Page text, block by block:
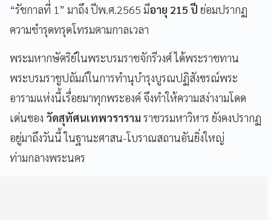
“รัชกาลที่ 1” มาถึง ปีพ.ศ.2565 มีอายุ 215 ปี ย่อมปรากฏ
ความชำรุดทรุดโทรมตามกาลเวลา
พระมหากษัตริย์ในพระบรมราชจักรีวงศ์ ได้พระราชทาน
พระบรมราชูปถัมภ์ในการทำนุบำรุงบูรณปฏิสังขรณ์พระ
อารามแห่งนี้เรื่อยมาทุกพระองค์ จึงทำให้ความสง่างามโดด
เด่นของ วัดสุทัศนเทพวราราม ราชวรมหาวิหาร ยังคงปรากฏ
อยู่มาถึงวันนี้ ในฐานะศาสน-โบราณสถานอันยิ่งใหญ่
ท่ามกลางพระนคร